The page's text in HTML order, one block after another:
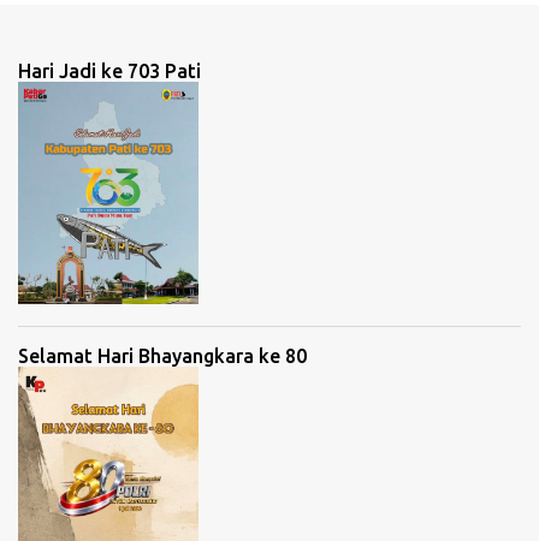
a
Hari Jadi ke 703 Pati
Selamat Hari Bhayangkara ke 80